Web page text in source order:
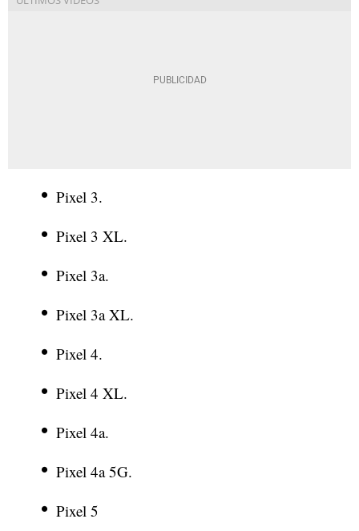
Pixel 3.
Pixel 3 XL.
Pixel 3a.
Pixel 3a XL.
Pixel 4.
Pixel 4 XL.
Pixel 4a.
Pixel 4a 5G.
Pixel 5